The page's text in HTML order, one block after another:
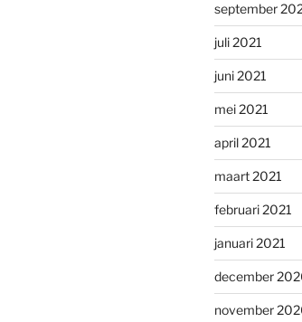
september
juli 2021
juni 2021
mei 2021
april 2021
maart 2021
februari 2021
januari 2021
december
november